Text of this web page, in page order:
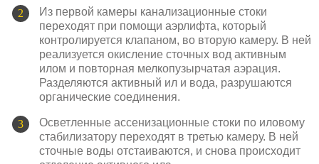
Из первой камеры канализационные стоки
переходят при помощи аэрлифта, который
контролируется клапаном, во вторую камеру. В ней
реализуется окисление сточных вод активным
илом и повторная мелкопузырчатая аэрация.
Разделяются активный ил и вода, разрушаются
органические соединения.
Осветленные ассенизационные стоки по иловому
стабилизатору переходят в третью камеру. В ней
сточные воды отстаиваются, и снова происходит